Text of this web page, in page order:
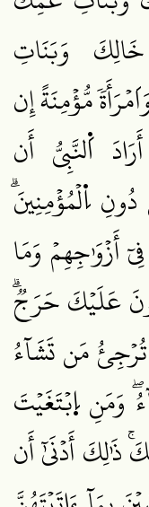
وَبَنَاتِ
مُّؤۡمِنَةً إِن
اَ۬لنَّبِيُّ أَن
اِ۬لۡمُؤۡمِنِينَۗ
أَزۡوَٰجِهِمۡ وَمَا
عَلَيۡكَ حَرَجٞۗ
تُرۡجِئُ مَن تَشَآءُ
وَمَنِ اِ۪بۡتَغَيۡتَ
أَدۡنَىٰٓ أَن